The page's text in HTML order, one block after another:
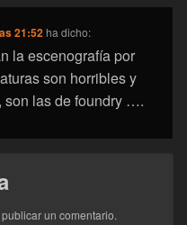
21:52 ha dicho:
la escenografía por
son horribles y
son las de foundry ….
un comentario.